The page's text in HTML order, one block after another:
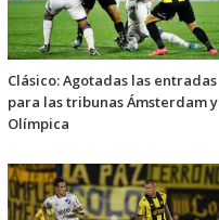
Clásico: Agotadas las entradas
para las tribunas Ámsterdam y
Olímpica